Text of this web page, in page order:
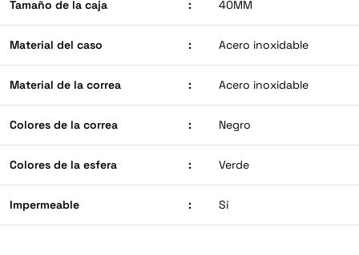
Tamaño de la caja : 40MM
Material del caso : Acero inoxidable
Material de la correa : Acero inoxidable
Colores de la correa : Negro
Colores de la esfera : Verde
Impermeable : Sí